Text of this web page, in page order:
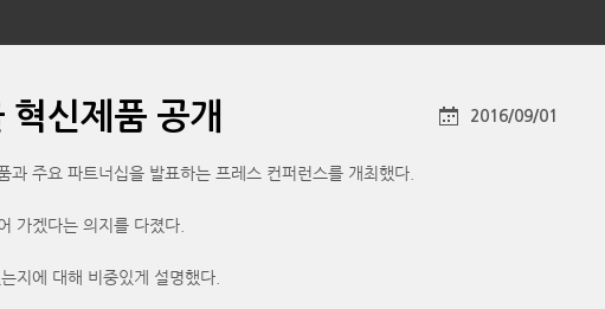
신제품 공개 2016/09/01
주요 파트너십을 발표하는 프레스 컨퍼런스를 개최했다.
가겠다는 의지를 다졌다.
지에 대해 비중있게 설명했다.